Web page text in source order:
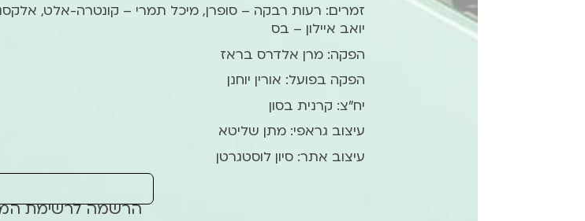
זמרים: רעות רבקה – סופרן, מיכל תמרי – קונטרה-אלט,
יואב איילון – בס
הפקה: מרן אלדרס בראז
הפקה בפועל: אורין יוחנן
יח״צ: קרנית בסון
עיצוב גראפי: מתן שליטא
עיצוב אתר: סיון לוסטגרטן
הרשמה לרשימת